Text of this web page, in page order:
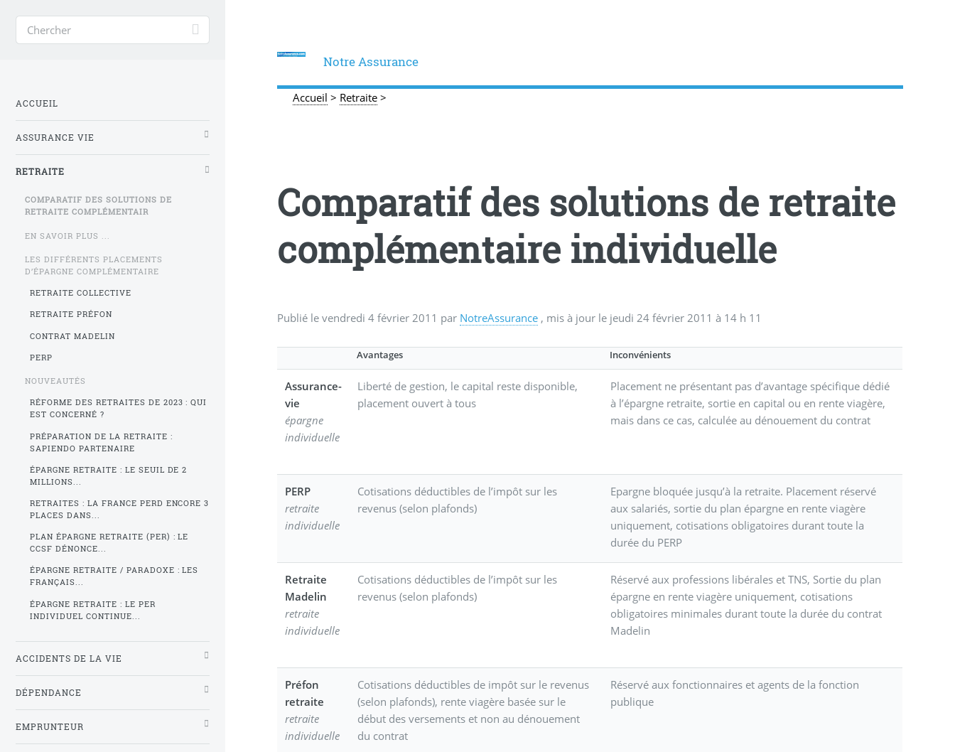
Notre Assurance
Accueil > Retraite>
Comparatif des solutions de retraite
complémentaire individuelle
Publié levendredi 4 février 2011 par NotreAssurance , mis à jour le jeudi 24 février 2011 à 14 h 11
Avantages Inconvénients
Assurance-
vie
épargne
individuelle
Liberté de gestion, le capital reste disponible,
placement ouvert à tous
Placement ne présentant pas d’avantage spécifique dédié
à l’épargne retraite, sortie en capital ou en rente viagère,
mais dans ce cas, calculée au dénouement du contrat
PERP
retraite
individuelle
Cotisations déductibles de l’impôt sur les
revenus (selon plafonds)
Epargne bloquée jusqu’à la retraite. Placement réservé
aux salariés, sortie du plan épargne en rente viagère
uniquement, cotisations obligatoires durant toute la
durée du PERP
Retraite
Madelin
retraite
individuelle
Cotisations déductibles de l’impôt sur les
revenus (selon plafonds)
Réservé aux professions libérales et TNS, Sortie du plan
épargne en rente viagère uniquement, cotisations
obligatoires minimales durant toute la durée du contrat
Madelin
Préfon
retraite
retraite
individuelle
Cotisations déductibles de impôt sur le revenus
(selon plafonds), rente viagère basée sur le
début des versements et non au dénouement
du contrat
Réservé aux fonctionnaires et agents de la fonction
publique
ACCUEIL
ASSURANCE VIE
RETRAITE
COMPARATIF DES SOLUTIONS DE
RETRAITE COMPLÉMENTAIR
EN SAVOIR PLUS ...
LES DIFFÉRENTS PLACEMENTS
D’ÉPARGNE COMPLÉMENTAIRE
RETRAITE COLLECTIVE
RETRAITE PRÉFON
CONTRAT MADELIN
PERP
NOUVEAUTÉS
RÉFORME DES RETRAITES DE 2023 : QUI
EST CONCERNÉ ?
PRÉPARATION DE LA RETRAITE :
SAPIENDO PARTENAIRE
ÉPARGNE RETRAITE : LE SEUIL DE 2
MILLIONS...
RETRAITES : LA FRANCE PERD ENCORE 3
PLACES DANS...
PLAN ÉPARGNE RETRAITE (PER) : LE
CCSF DÉNONCE...
ÉPARGNE RETRAITE / PARADOXE : LES
FRANÇAIS...
ÉPARGNE RETRAITE : LE PER
INDIVIDUEL CONTINUE...
ACCIDENTS DE LA VIE
DÉPENDANCE
EMPRUNTEUR